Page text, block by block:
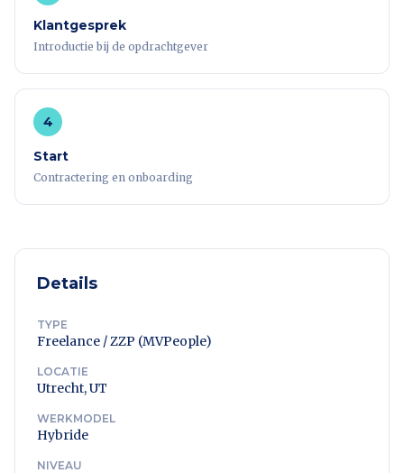
Klantgesprek
Introductie bij de opdrachtgever
4
Start
Contractering en onboarding
Details
TYPE
Freelance / ZZP (MVPeople)
LOCATIE
Utrecht, UT
WERKMODEL
Hybride
NIVEAU